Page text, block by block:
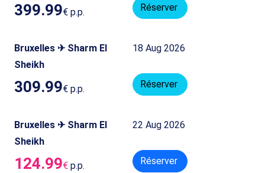
399.99€ p.p. Réserver
Bruxelles ✈ Sharm El
Sheikh
18 Aug 2026
309.99€ p.p. Réserver
Bruxelles ✈ Sharm El
Sheikh
22 Aug 2026
124.99€ p.p. Réserver